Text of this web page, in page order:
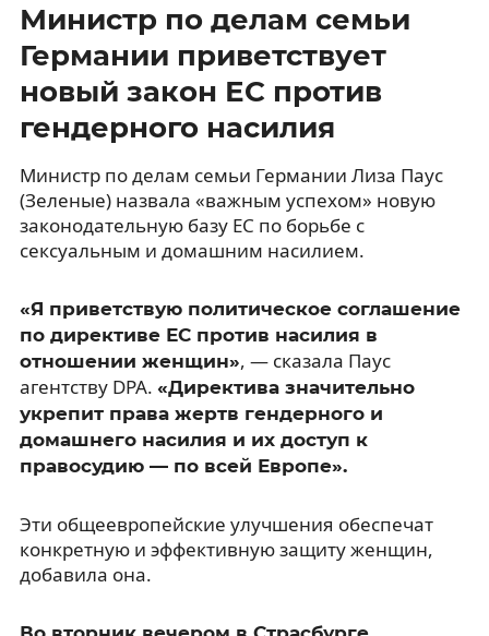
Министр по делам семьи
Германии приветствует
новый закон ЕС против
гендерного насилия
Министр по делам семьи Германии Лиза Паус
(Зеленые) назвала «важным успехом» новую
законодательную базу ЕС по борьбе с
сексуальным и домашним насилием.
«Я приветствую политическое соглашение
по директиве ЕС против насилия в
отношении женщин», — сказала Паус
агентству DPA. «Директива значительно
укрепит права жертв гендерного и
домашнего насилия и их доступ к
правосудию — по всей Европе».
Эти общеевропейские улучшения обеспечат
конкретную и эффективную защиту женщин,
добавила она.